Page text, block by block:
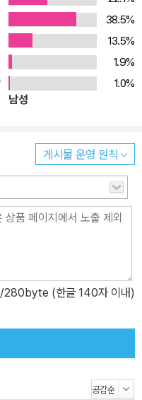
38.5%
13.5%
1.9%
1.0%
남성
게시물 운영 원칙
/280byte (한글 140자 이내)